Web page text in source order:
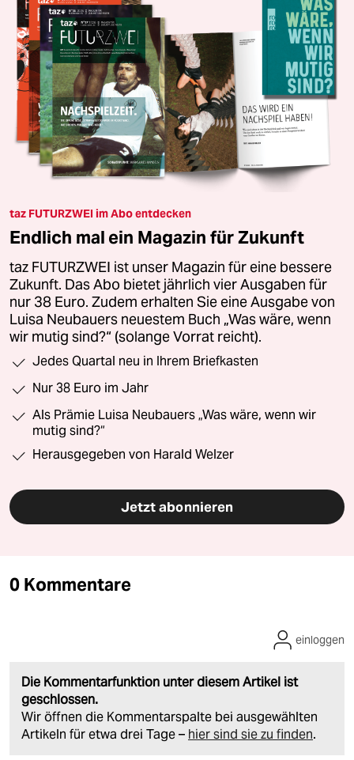
taz FUTURZWEI im Abo entdecken
Endlich mal ein Magazin für Zukunft
taz FUTURZWEI ist unser Magazin für eine bessere
Zukunft. Das Abo bietet jährlich vier Ausgaben für
nur 38 Euro. Zudem erhalten Sie eine Ausgabe von
Luisa Neubauers neuestem Buch „Was wäre, wenn
wir mutig sind?“ (solange Vorrat reicht).
Jedes Quartal neu in Ihrem Briefkasten
Nur 38 Euro im Jahr
Als Prämie Luisa Neubauers „Was wäre, wenn wir
mutig sind?“
Herausgegeben von Harald Welzer
Jetzt abonnieren
0 Kommentare
Die Kommentarfunktion unter diesem Artikel ist
geschlossen.
Wir öffnen die Kommentarspalte bei ausgewählten
Artikeln für etwa drei Tage – hier sind sie zu finden.
einloggen